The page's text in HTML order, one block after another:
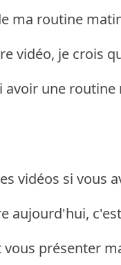
ma routine
vidéo, je crois
une routine
vidéos si vous
aujourd'hui,
présenter